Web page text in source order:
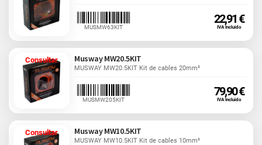
MUSMW63KIT
22,91 €
IVA Incluido
Consultar Musway MW20.5KIT
MUSWAY MW20.5KIT Kit de cables 20mm²
MUSMW205KIT
79,90 €
IVA Incluido
Consultar Musway MW10.5KIT
MUSWAY MW10.5KIT Kit de cables 10mm²